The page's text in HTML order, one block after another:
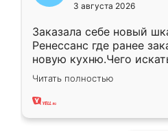
3 августа 2026
Заказала себе новый
Ренессанс где ранее
новую кухню.Чего
вполне довольна.
два года, нареканий нет.
Читать полностью